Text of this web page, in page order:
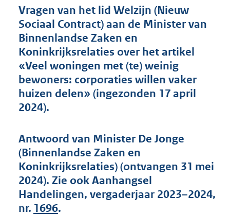
n
d
s
g
r
o
t
t
5
b
Vragen van het lid Welzijn (Nieuw
Sociaal Contract) aan de Minister van
Binnenlandse Zaken en
Koninkrijksrelaties over het artikel
«Veel woningen met (te) weinig
bewoners: corporaties willen vaker
huizen delen» (ingezonden 17 april
2024).
Antwoord van Minister De Jonge
(Binnenlandse Zaken en
Koninkrijksrelaties) (ontvangen 31 mei
2024). Zie ook Aanhangsel
Handelingen, vergaderjaar 2023–2024,
nr. 1696.